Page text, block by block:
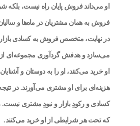
او می‌داند فروش پایان راه نیست،
فروش به همان مشتریان در ماه‌ها و
در نهایت، متخصص فروش به کسادی بازار
می‌سازد و هدفش گردآوری مجموعه‌ای از
او خرید می‌کنند، او را به دوستان و
هزینه‌ای برای او مشتری می‌آورند. در
کسادی و رکودِ بازار و نبودِ مشتری نیست.
که تحت هر شرایطی از او خرید می‌کنند.